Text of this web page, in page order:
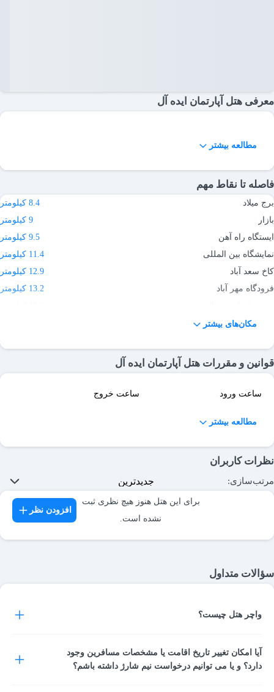
معرفی هتل آپارتمان ایده آل
تامین کنندگان ایده آل تهران را مقایسه و با بهترین قیمت رزرو کنید.
مطالعه بیشتر
فاصله تا نقاط مهم
برج میلاد
8.4 کیلومتر
بازار
9 کیلومتر
ایستگاه راه آهن
9.5 کیلومتر
نمایشگاه بین المللی
11.4 کیلومتر
کاخ سعد آباد
12.9 کیلومتر
فرودگاه مهر آباد
13.2 کیلومتر
ایران مال
مکان‌های بیشتر
قوانین و مقررات هتل آپارتمان ایده آل
ساعت ورود ساعت خروج
مطالعه بیشتر
نظرات کاربران
مرتب‌سازی:
برای این هتل هنوز هیچ نظری ثبت
نشده است.
افزودن نظر
سؤالات متداول
واچر هتل چیست؟
آنکه پرداخت شما نهایی شد، از سوی سیستم پرداخت آنلاین صادر شده
و در اختیار شما قرار می‌گیرد و شما آن را هنگام ورود به هتل، به
آیا امکان تغییر تاریخ اقامت یا مشخصات مسافرین وجود
دارد؟ و یا می توانیم درخواست نیم شارژ داشته باشم؟